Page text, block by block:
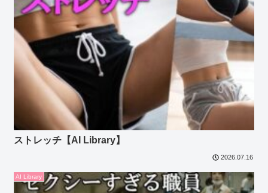
ストレッチ【AI Library】
2026.07.16
AI Library